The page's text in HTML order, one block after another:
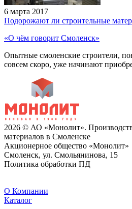
6 марта 2017
Подорожают ли строительные
«О чём говорит Смоленск»
Опытные смоленские строители,
совсем скоро, уже начинают
2026 © АО «Монолит».
материалов в Смоленске
Акционерное общество «Монолит»
Смоленск, ул. Смольянинова, 15
Политика обработки ПД
O Компании
Каталог